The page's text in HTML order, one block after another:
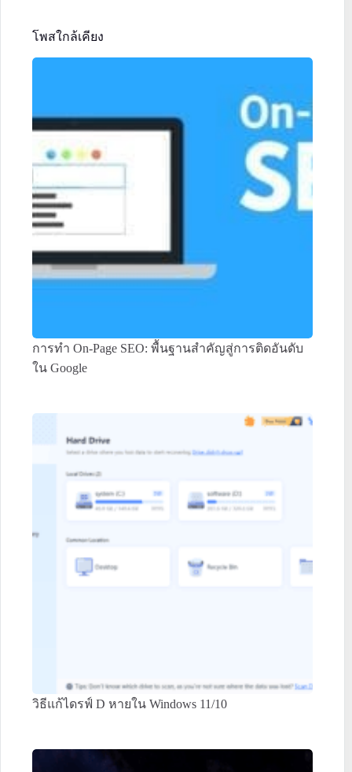
โพสใกล้เคียง
การทำ On-Page SEO: พื้นฐานสำคัญสู่การติดอันดับ
ใน Google
วิธีแก้ไดรฟ์ D หายใน Windows 11/10